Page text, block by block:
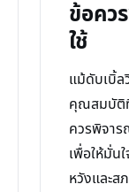
ข้อคว
ใช้
แม้ดับเบิ้ล
คุณสมบัติ
ควรพิจาร
เพื่อให้มั่น
หวังและ